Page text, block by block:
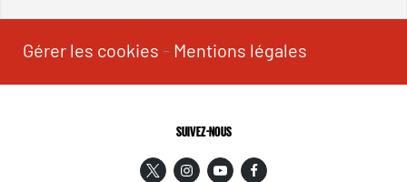
Gérer les cookies - Mentions légales
SUIVEZ-NOUS